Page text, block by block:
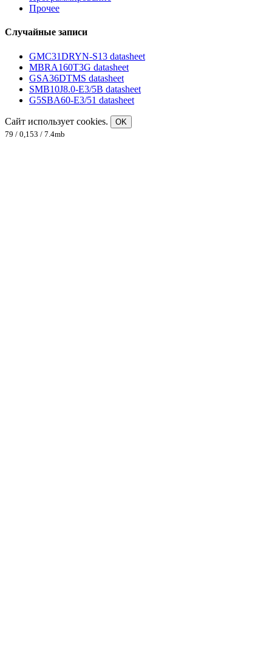
Прочее
Случайные записи
GMC31DRYN-S13 datasheet
MBRA160T3G datasheet
GSA36DTMS datasheet
SMB10J8.0-E3/5B datasheet
G5SBA60-E3/51 datasheet
Сайт использует cookies.
OK
79 / 0,153 / 7.4mb